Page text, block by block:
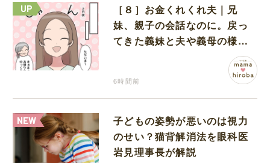
［８］お金くれくれ夫｜兄
妹、親子の会話なのに。戻っ
てきた義妹と夫や義母の様子
6時間前
子どもの姿勢が悪いのは視力
のせい？猫背解消法を眼科医
岩見理事長が解説